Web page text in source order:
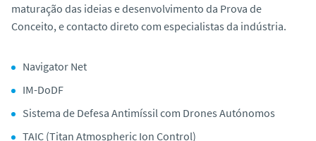
maturação das ideias e desenvolvimento da Prova de
Conceito, e contacto direto com especialistas da indústria.
Navigator Net
IM-DoDF
Sistema de Defesa Antimíssil com Drones Autónomos
TAIC (Titan Atmospheric Ion Control)